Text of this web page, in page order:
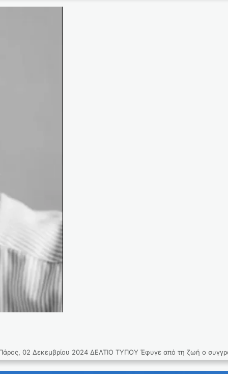
Δεκεμβρίου 2024 ΔΕΛΤΙΟ ΤΥΠΟΥ Έφυγε από τη ζωή ο